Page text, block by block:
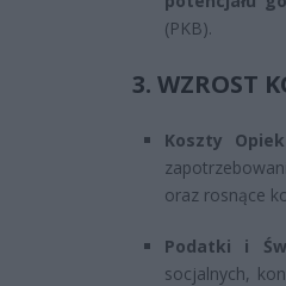
(PKB).
3. WZROST
Koszty
oraz rosnące
Podatki i
socjalnych,